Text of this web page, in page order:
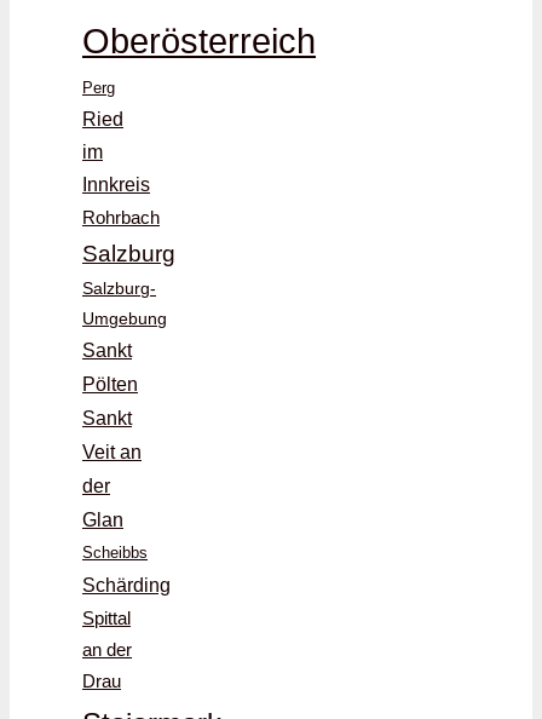
Oberösterreich
Perg
Ried
im
Innkreis
Rohrbach
Salzburg
Salzburg-
Umgebung
Sankt
Pölten
Sankt
Veit an
der
Glan
Scheibbs
Schärding
Spittal
an der
Drau